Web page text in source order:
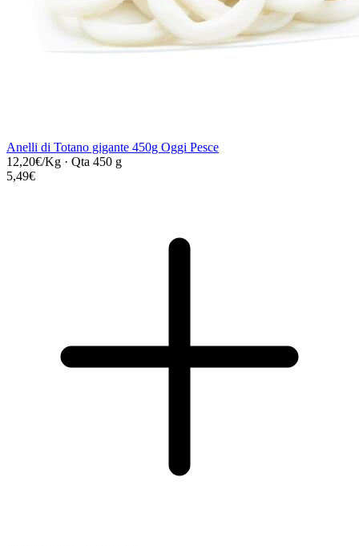
Anelli di Totano gigante 450g Oggi Pesce
12,20€/Kg · Qta 450 g
5,49€